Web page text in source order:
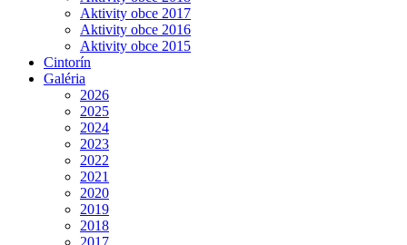
Aktivity obce 2017
Aktivity obce 2016
Aktivity obce 2015
Cintorín
Galéria
2026
2025
2024
2023
2022
2021
2020
2019
2018
2017